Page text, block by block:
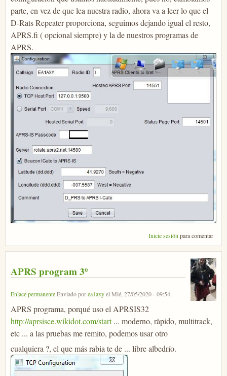
parte, en vez de que lea nuestra radio, ahora va a leer lo que el
D-Rats Repeater proporciona, seguimos dejando igual el resto,
APRS.fi ( opcional siempre) y la de nuestros programas de
APRS.
Inicie sesión para comentar
APRS program 3º
Enlace permanenteEnviado porea1axyelMié, 27/05/2020 - 09:54.
APRS programa, porqué uso el APRSIS32
http://aprsisce.wikidot.com/start... moderno, ràpido, multitrack,
etc ... a las pruebas me remito, podemos usar otro
cualquiera ?, el que más rabia te de ... libre albedrío.